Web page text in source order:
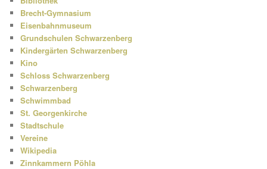
Brecht-Gymnasium
Eisenbahnmuseum
Grundschulen Schwarzenberg
Kindergärten Schwarzenberg
Kino
Schloss Schwarzenberg
Schwarzenberg
Schwimmbad
St. Georgenkirche
Stadtschule
Vereine
Wikipedia
Zinnkammern Pöhla